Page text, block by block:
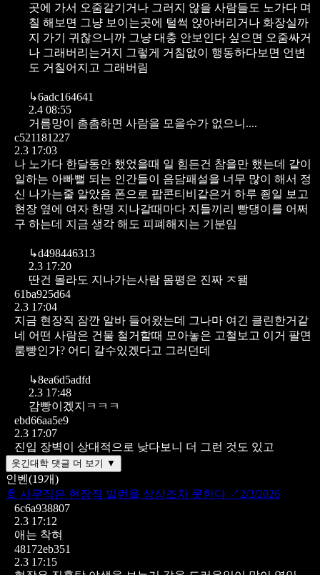
곳에 가서 오줌갈기거나 그러지 않을 사람들도 노가다 며
칠 해보면 그냥 보이는곳에 털썩 앉아버리거나 화장실까
지 가기 귀찮으니까 그냥 대충 안보인다 싶으면 오줌싸거
나 그래버리는거지 그렇게 거침없이 행동하다보면 언변
도 거칠어지고 그래버림
↳6adc164641
2.4 08:55
거름망이 촘촘하면 사람을 모을수가 없으니....
c521181227
2.3 17:03
나 노가다 한달동안 했었을때 일 힘든건 참을만 했는데 같이
일하는 아빠뻘 되는 인간들이 음담패설을 너무 많이 해서 정
신 나가는줄 알았음 폰으로 팝콘티비같은거 하루 죙일 보고
현장 옆에 여자 한명 지나갈때마다 지들끼리 빵댕이를 어쩌
구 하는데 지금 생각 해도 피폐해지는 기분임
↳d498446313
2.3 17:20
딴건 몰라도 지나가는사람 몸평은 진짜 ㅈ됌
61ba925d64
2.3 17:04
지금 현장직 잠깐 알바 들어왔는데 그나마 여긴 클린한거같
네 어떤 사람은 건물 철거할때 모아놓은 고철보고 이거 팔면
룸빵인가? 어디 갈수있겠다고 그러던데
↳8ea6d5adfd
2.3 17:48
감빵이겠지ㅋㅋㅋ
ebd66aa5e9
2.3 17:07
진입 장벽이 상대적으로 낮다보니 더 그런 것도 있고
웃긴대학 댓글 더 보기 ▼
인벤 (19개)
📄 사무직은 현장직 빌런을 상상조차 못한다 ↗ 2/3/2026
6c6a938807
2.3 17:12
애는 착혀
48172eb351
2.3 17:15